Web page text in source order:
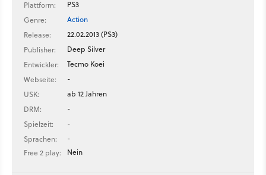
Plattform:
PS3
Genre:
Action
Release:
22.02.2013 (PS3)
Publisher:
Deep Silver
Entwickler:
Tecmo Koei
Webseite:
-
USK:
ab 12 Jahren
DRM:
-
Spielzeit:
-
Sprachen:
-
Free 2 play:
Nein